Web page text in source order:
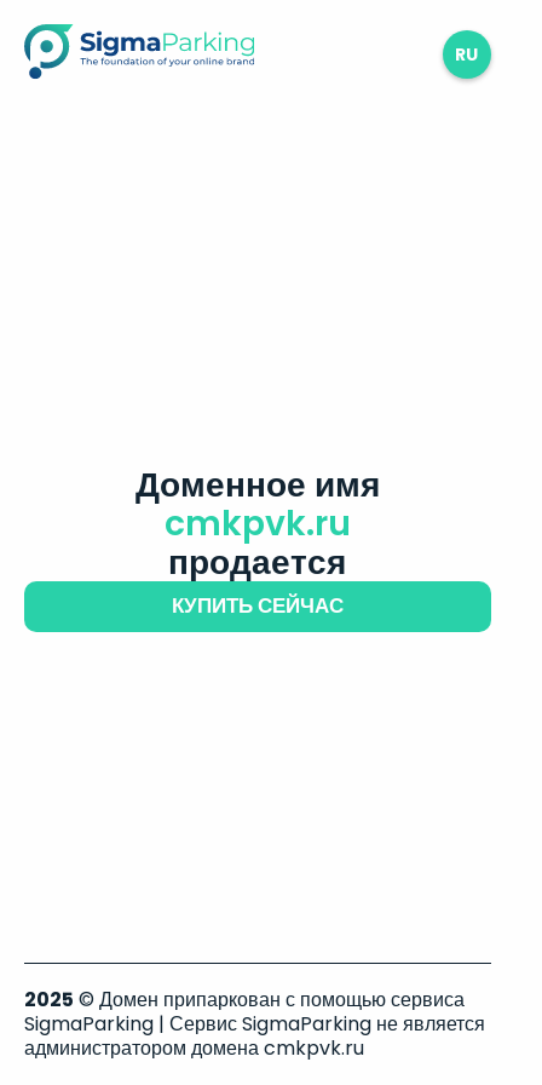
RU
Доменное имя
cmkpvk.ru
продается
КУПИТЬ СЕЙЧАС
2025 © Домен припаркован с помощью сервиса
SigmaParking | Сервис SigmaParking не является
администратором домена cmkpvk.ru